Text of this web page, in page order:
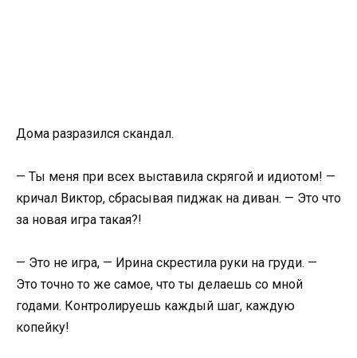
Дома разразился скандал.
— Ты меня при всех выставила скрягой и идиотом! —
кричал Виктор, сбрасывая пиджак на диван. — Это что
за новая игра такая?!
— Это не игра, — Ирина скрестила руки на груди. —
Это точно то же самое, что ты делаешь со мной
годами. Контролируешь каждый шаг, каждую
копейку!